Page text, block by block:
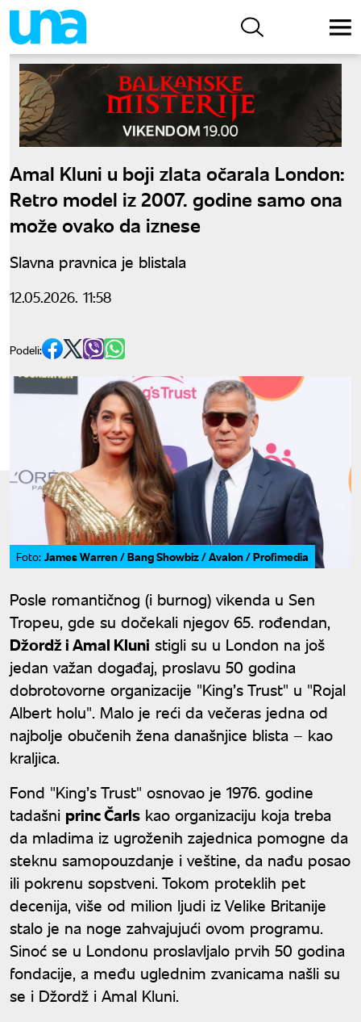
Amal Kluni u boji zlata očarala London:
Retro model iz 2007. godine samo ona
može ovako da iznese
Slavna pravnica je blistala
12.05.2026. 11:58
Podeli:
Foto: James Warren / Bang Showbiz / Avalon / Profimedia
Posle romantičnog (i burnog) vikenda u Sen
Tropeu, gde su dočekali njegov 65. rođendan,
Džordž i Amal Kluni stigli su u London na još
jedan važan događaj, proslavu 50 godina
dobrotovorne organizacije "King’s Trust" u "Rojal
Albert holu". Malo je reći da večeras jedna od
najbolje obučenih žena današnjice blista – kao
kraljica.
Fond "King’s Trust" osnovao je 1976. godine
tadašni princ Čarls kao organizaciju koja treba
da mladima iz ugroženih zajednica pomogne da
steknu samopouzdanje i veštine, da nađu posao
ili pokrenu sopstveni. Tokom proteklih pet
decenija, više od milion ljudi iz Velike Britanije
stalo je na noge zahvajujući ovom programu.
Sinoć se u Londonu proslavljalo prvih 50 godina
fondacije, a među uglednim zvanicama našli su
se i Džordž i Amal Kluni.